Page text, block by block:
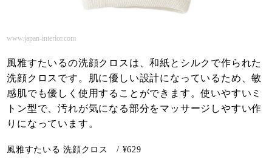
www.japan-interior.com
風雅すたいるの洗顔クロスは、和紙とシルクで作られた
洗顔クロスです。肌に優しい設計になっているため、敏
感肌でも優しく使用することができます。使いやすいミ
トン型で、汚れが気になる部分をマッサージしやすい作
りになっています。
風雅すたいる 洗顔クロス / ¥629